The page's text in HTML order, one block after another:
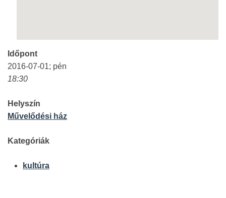
Időpont
2016-07-01; pén
18:30
Helyszín
Művelődési ház
Kategóriák
kultúra